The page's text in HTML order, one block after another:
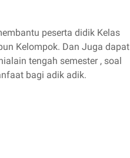
peserta didik Kelas
Kelompok. Dan Juga dapat
tengah semester , soal
bagi adik adik.